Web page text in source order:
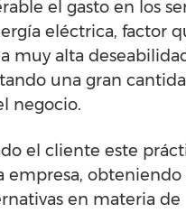
el gasto en los
eléctrica, factor
muy alta
una gran
negocio.
el cliente este
empresa, obteniendo
en materia de